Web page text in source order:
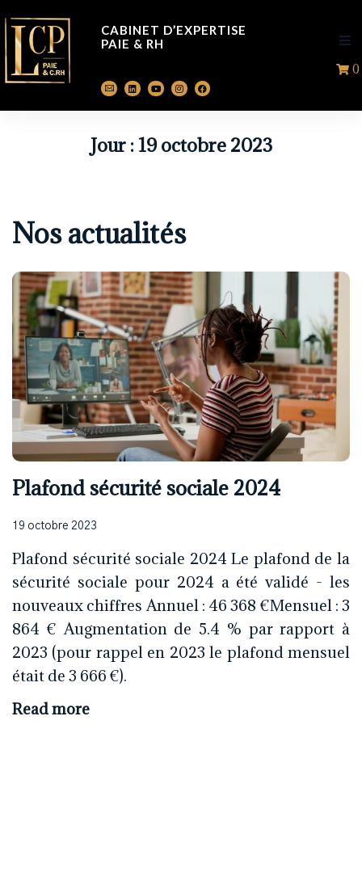
CABINET D’EXPERTISE
PAIE & RH
0
Jour : 19 octobre 2023
Nos actualités
Plafond sécurité sociale 2024
19 octobre 2023
Plafond sécurité sociale 2024 Le plafond de la
sécurité sociale pour 2024 a été validé - les
nouveaux chiffres Annuel : 46 368 €Mensuel : 3
864 € Augmentation de 5.4 % par rapport à
2023 (pour rappel en 2023 le plafond mensuel
était de 3 666 €).
Read more